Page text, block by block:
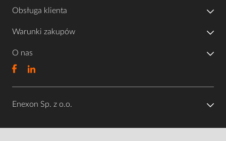
Obsługa klienta
Warunki zakupów
O nas
Enexon Sp. z o.o.